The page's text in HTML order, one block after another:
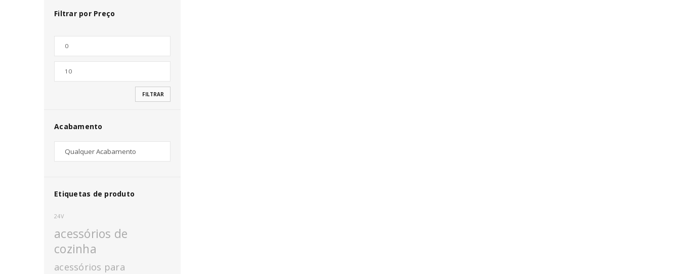
*
INICIAR SESSÃO
Filtrar por Preço
FILTRAR
Acabamento
Etiquetas de produto
24V
acessórios de
cozinha
acessórios para